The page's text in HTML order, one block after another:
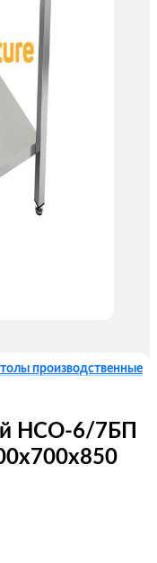
производственные
HCO-6/7БП